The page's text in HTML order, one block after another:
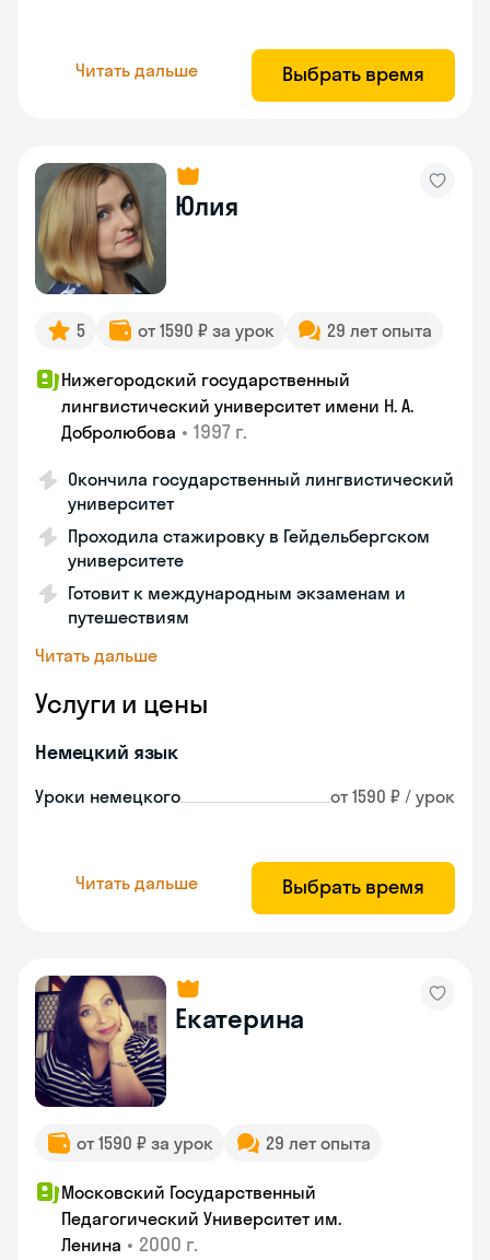
Читать дальше Выбрать время
Юлия
5 от 1590 ₽ за урок 29 лет опыта
Нижегородский государственный
лингвистический университет имени Н. А.
Добролюбова • 1997 г.
Окончила государственный лингвистический
университет
Проходила стажировку в Гейдельбергском
университете
Готовит к международным экзаменам и
путешествиям
Читать дальше
Услуги и цены
Немецкий язык
Уроки немецкого от 1590 ₽ / урок
Читать дальше Выбрать время
Екатерина
от 1590 ₽ за урок 29 лет опыта
Московский Государственный
Педагогический Университет им.
Ленина • 2000 г.